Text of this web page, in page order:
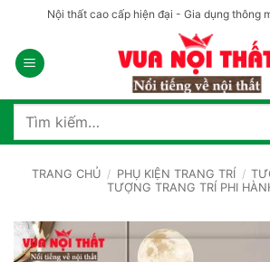
nội
dung
Nội thất cao cấp hiện đại - Gia dụng thông
Tìm
TRANG CHỦ / PHỤ KIỆN TRANG TRÍ /
TƯỢNG TRANG TRÍ PHI